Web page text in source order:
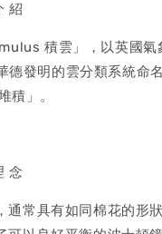
紹
積雲」，以英國氣
德發明的雲分類系統命
積」。
念
通常具有如同棉花的形